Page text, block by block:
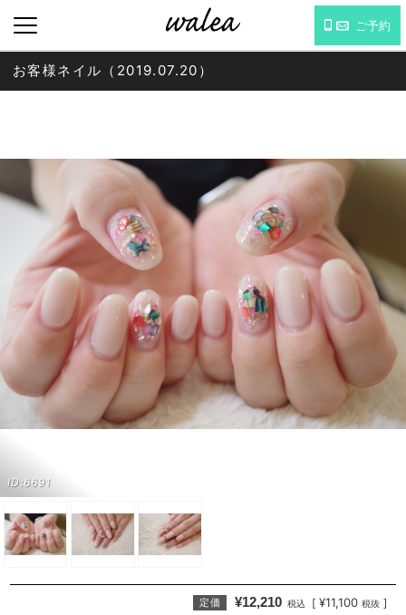
ご予約
ID:6691
お客様ネイル（2019.07.20）
定価 ¥12,210 税込 [ ¥11,100 税抜 ]